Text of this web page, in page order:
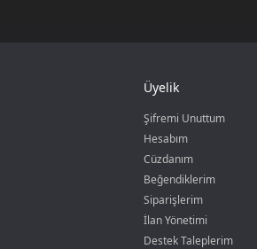
Üyelik
Şifremi Unuttum
Hesabım
Cüzdanım
Beğendiklerim
Siparişlerim
İlan Yönetimi
Destek Taleplerim